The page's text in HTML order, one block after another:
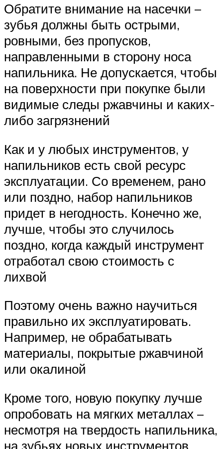
Обратите внимание на насечки –
зубья должны быть острыми,
ровными, без пропусков,
направленными в сторону носа
напильника. Не допускается, чтобы
на поверхности при покупке были
видимые следы ржавчины и каких-
либо загрязнений
Как и у любых инструментов, у
напильников есть свой ресурс
эксплуатации. Со временем, рано
или поздно, набор напильников
придет в негодность. Конечно же,
лучше, чтобы это случилось
поздно, когда каждый инструмент
отработал свою стоимость с
лихвой
Поэтому очень важно научиться
правильно их эксплуатировать.
Например, не обрабатывать
материалы, покрытые ржавчиной
или окалиной
Кроме того, новую покупку лучше
опробовать на мягких металлах –
несмотря на твердость напильника,
на зубьях новых инструментов